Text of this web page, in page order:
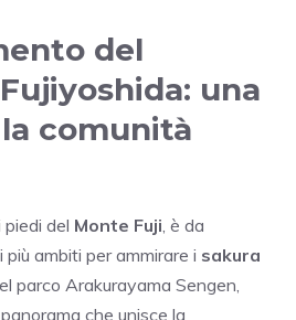
del
una
comunità
del Monte Fuji , è da
ambiti per ammirare i sakura
parco Arakurayama Sengen,
che unisce la